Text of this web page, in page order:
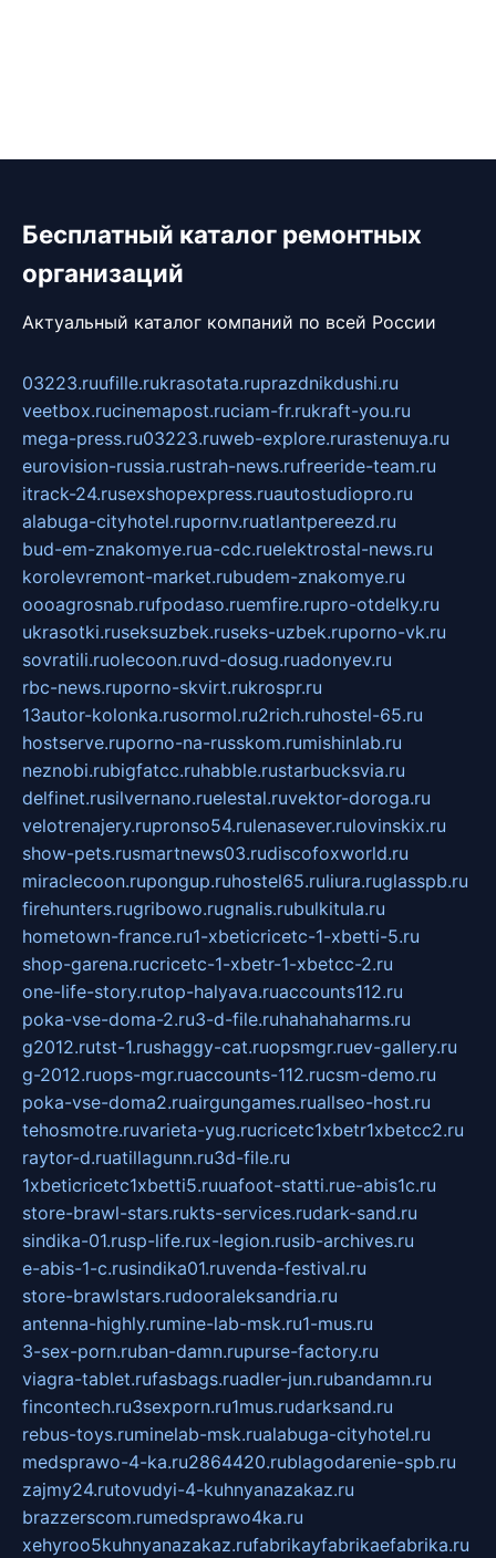
Бесплатный каталог ремонтных
организаций
Актуальный каталог компаний по всей России
03223.ruufille.rukrasotata.ruprazdnikdushi.ru
veetbox.rucinemapost.ruciam-fr.rukraft-you.ru
mega-press.ru03223.ruweb-explore.rurastenuya.ru
eurovision-russia.rustrah-news.rufreeride-team.ru
itrack-24.rusexshopexpress.ruautostudiopro.ru
alabuga-cityhotel.rupornv.ruatlantpereezd.ru
bud-em-znakomye.rua-cdc.ruelektrostal-news.ru
korolevremont-market.rubudem-znakomye.ru
oooagrosnab.rufpodaso.ruemfire.rupro-otdelky.ru
ukrasotki.ruseksuzbek.ruseks-uzbek.ruporno-vk.ru
sovratili.ruolecoon.ruvd-dosug.ruadonyev.ru
rbc-news.ruporno-skvirt.rukrospr.ru
13autor-kolonka.rusormol.ru2rich.ruhostel-65.ru
hostserve.ruporno-na-russkom.rumishinlab.ru
neznobi.rubigfatcc.ruhabble.rustarbucksvia.ru
delfinet.rusilvernano.ruelestal.ruvektor-doroga.ru
velotrenajery.rupronso54.rulenasever.rulovinskix.ru
show-pets.rusmartnews03.rudiscofoxworld.ru
miraclecoon.rupongup.ruhostel65.ruliura.ruglasspb.ru
firehunters.rugribowo.rugnalis.rubulkitula.ru
hometown-france.ru1-xbeticricetc-1-xbetti-5.ru
shop-garena.rucricetc-1-xbetr-1-xbetcc-2.ru
one-life-story.rutop-halyava.ruaccounts112.ru
poka-vse-doma-2.ru3-d-file.ruhahahaharms.ru
g2012.rutst-1.rushaggy-cat.ruopsmgr.ruev-gallery.ru
g-2012.ruops-mgr.ruaccounts-112.rucsm-demo.ru
poka-vse-doma2.ruairgungames.ruallseo-host.ru
tehosmotre.ruvarieta-yug.rucricetc1xbetr1xbetcc2.ru
raytor-d.ruatillagunn.ru3d-file.ru
1xbeticricetc1xbetti5.ruuafoot-statti.rue-abis1c.ru
store-brawl-stars.rukts-services.rudark-sand.ru
sindika-01.rusp-life.rux-legion.rusib-archives.ru
e-abis-1-c.rusindika01.ruvenda-festival.ru
store-brawlstars.rudooraleksandria.ru
antenna-highly.rumine-lab-msk.ru1-mus.ru
3-sex-porn.ruban-damn.rupurse-factory.ru
viagra-tablet.rufasbags.ruadler-jun.rubandamn.ru
fincontech.ru3sexporn.ru1mus.rudarksand.ru
rebus-toys.ruminelab-msk.rualabuga-cityhotel.ru
medsprawo-4-ka.ru2864420.rublagodarenie-spb.ru
zajmy24.rutovudyi-4-kuhnyanazakaz.ru
brazzerscom.rumedsprawo4ka.ru
xehyroo5kuhnyanazakaz.rufabrikayfabrikaefabrika.ru